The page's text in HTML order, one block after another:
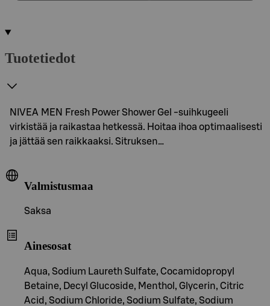
Tuotetiedot
NIVEA MEN Fresh Power Shower Gel -suihkugeeli
virkistää ja raikastaa hetkessä. Hoitaa ihoa optimaalisesti
ja jättää sen raikkaaksi. Sitruksen…
Valmistusmaa
Saksa
Ainesosat
Aqua, Sodium Laureth Sulfate, Cocamidopropyl
Betaine, Decyl Glucoside, Menthol, Glycerin, Citric
Acid, Sodium Chloride, Sodium Sulfate, Sodium